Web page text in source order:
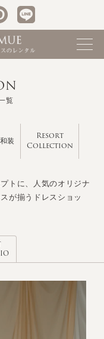
覧
和装
Resort
Collection
トに、人気のオリジナ
が揃うドレスショッ